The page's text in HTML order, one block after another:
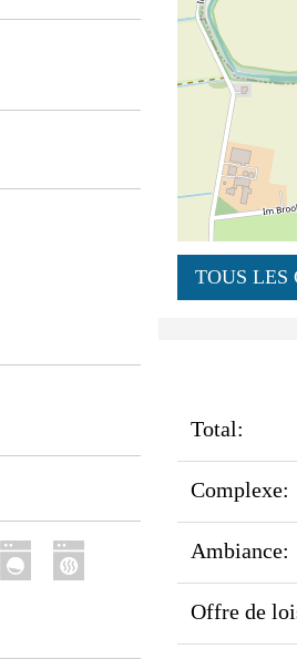
TOUS LES
Total:
Complexe:
Ambiance:
Offre de